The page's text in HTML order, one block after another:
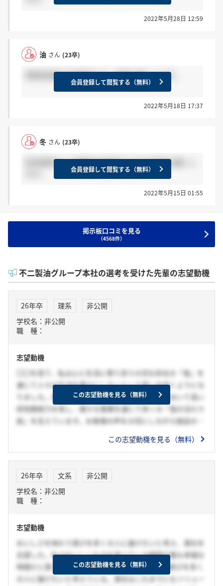
2022年5月28日 12:59
油 さん (23卒)
事務系最終の結果来た方、感謝お願いします。
会員登録して閲覧する（無料）
2022年5月18日 17:37
冬 さん (23卒)
研究開発の二次面接の結果来てる方は感謝お願いし
会員登録して閲覧する（無料）
2022年5月15日 01:55
掲示板口コミを見る
（4568件）
不二製油グループ本社の選考を受けた先輩の志望動機
26年卒 理系
非公開
学校名：非公開
職 種：
志望動機
〇〇を見て、私は心と生活に寄り添う大切な存在の「食」を
通じて人々の生活を豊かにしたいという思いを抱くようにな
りました。貴社は多彩な食シーンを支える素材において高い
研究開発力を有し、様々な事業を通じて多くの「食の当たり
前」を支えています。お客様の声を大切にしながら独自の製
したいという私の理想と重なっており、貴社で自身の想いを
この志望動機を見る（無料）
この志望動機を見る（無料）
26年卒 文系
非公開
学校名：非公開
職 種：
志望動機
おいしさを味わう喜びを多くの人に届けたいと考え、貴社を
志望した。私はおいしいものを食べている瞬間が最も幸福な
時間だと感じており、自らの業務を通じて、その喜びを多く
の人に届けたいと考えている。貴社はこれまでにもソリュー
この志望動機を見る（無料）